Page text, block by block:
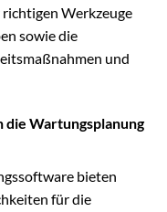
Werkzeuge
sowie die
und
die Wartungsplanung
bieten
für die